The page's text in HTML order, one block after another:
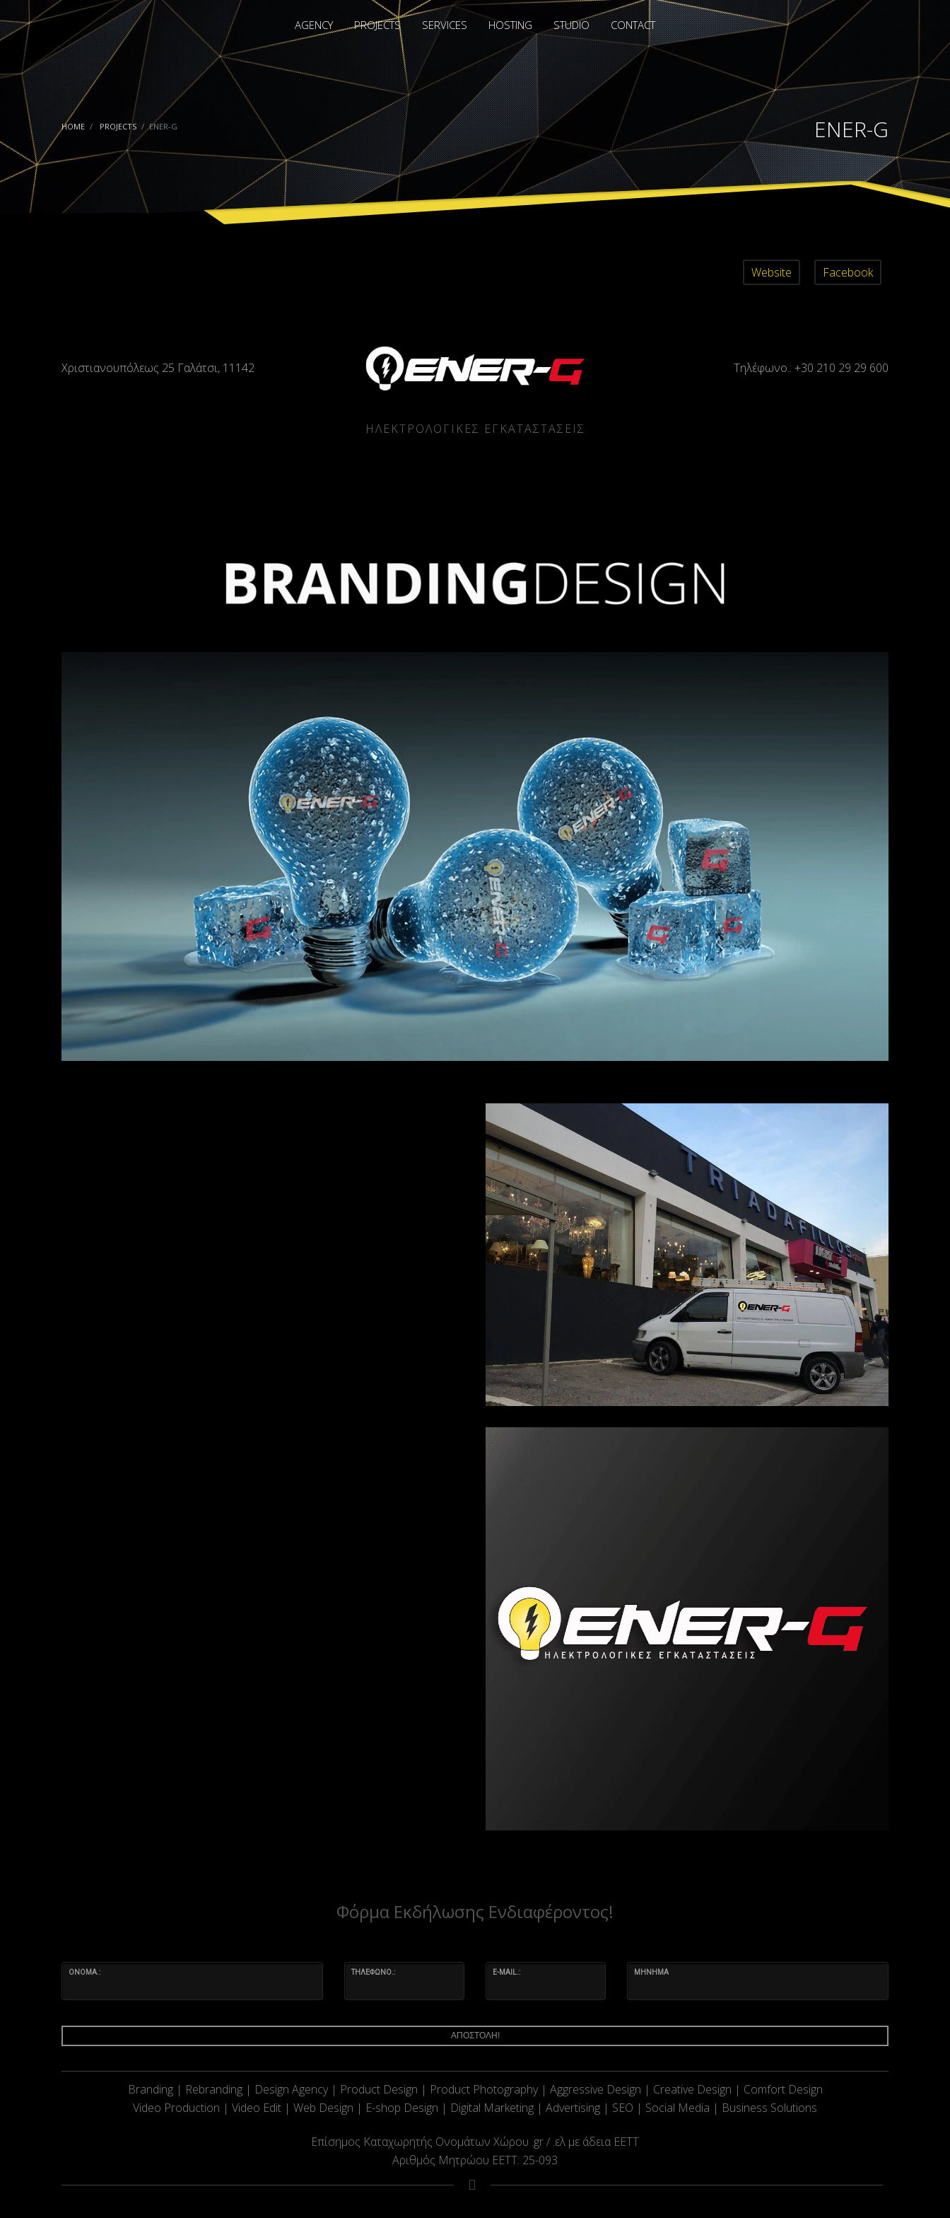
AGENCY PROJECTS SERVICES HOSTING STUDIO CONTACT
HOME PROJECTS ENER-G ENER-G
Website Facebook
Χριστιανουπόλεως 25 Γαλάτσι, 11142
ΗΛΕΚΤΡΟΛΟΓΙΚΕΣ ΕΓΚΑΤΑΣΤΑΣΕΙΣ
Τηλέφωνο.: +30 210 29 29 600
Φόρμα Εκδήλωσης Ενδιαφέροντος!
ΟΝΟΜΑ.: ΤΗΛΕΦΩΝΟ.: E-MAIL.: ΜΗΝΗΜΑ
ΑΠΟΣΤΟΛΗ!
Branding | Rebranding | Design Agency | Product Design | Product Photography | Aggressive Design | Creative Design | Comfort Design
Video Production | Video Edit | Web Design | E-shop Design | Digital Marketing | Advertising | SEO | Social Media | Business Solutions
Επίσημος Καταχωρητής Ονομάτων Χώρου .gr / .ελ με άδεια ΕΕΤΤ
Αριθμός Μητρώου ΕΕΤΤ: 25-093